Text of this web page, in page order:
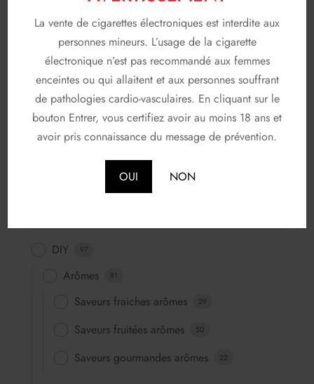
La vente de cigarettes électroniques est interdite aux
personnes mineurs. L’usage de la cigarette
électronique n’est pas recommandé aux femmes
enceintes ou qui allaitent et aux personnes souffrant
de pathologies cardio-vasculaires. En cliquant sur le
bouton Entrer, vous certifiez avoir au moins 18 ans et
avoir pris connaissance du message de prévention.
OUI NON
VOIR PRODUIT
Prix
DIY 97
Arômes 81
Saveurs fraiches arômes 29
Saveurs fruitées arômes 50
Saveurs gourmandes arômes 22